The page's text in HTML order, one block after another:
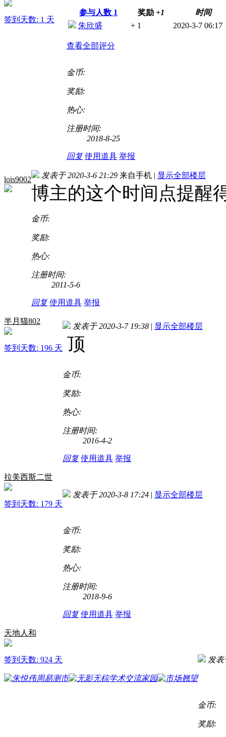
签到天数: 1 天
参与人数 1 奖励 +1
时间
朱欣盛
+ 1 2020-3-7 06:17
查看全部评分
金币:
奖励:
热心:
注册时间:
2018-8-25
回复 使用道具 举报
lois9002 发表于 2020-3-6 21:29 来自手机 | 显示全部楼层
博主的这个时间点提醒
金币:
奖励:
热心:
注册时间:
2011-5-6
回复 使用道具 举报
半月猫802
签到天数: 196 天
发表于 2020-3-7 19:38 | 显示全部楼层
顶
金币:
奖励:
热心:
注册时间:
2016-4-2
回复 使用道具 举报
拉美西斯二世
签到天数: 179 天
发表于 2020-3-8 17:24 | 显示全部楼层
金币:
奖励:
热心:
注册时间:
2018-9-6
回复 使用道具 举报
天地人和
签到天数: 924 天 发表
金币:
奖励: